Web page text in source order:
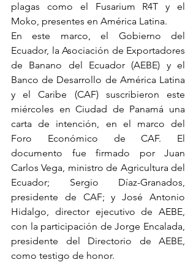
plagas como el Fusarium R4T y el
Moko, presentes en América Latina.
En este marco, el Gobierno del
Ecuador, la Asociación de Exportadores
de Banano del Ecuador (AEBE) y el
Banco de Desarrollo de América Latina
y el Caribe (CAF) suscribieron este
miércoles en Ciudad de Panamá una
carta de intención, en el marco del
Foro Económico de CAF. El
documento fue firmado por Juan
Carlos Vega, ministro de Agricultura del
Ecuador; Sergio Díaz-Granados,
presidente de CAF; y José Antonio
Hidalgo, director ejecutivo de AEBE,
con la participación de Jorge Encalada,
presidente del Directorio de AEBE,
como testigo de honor.